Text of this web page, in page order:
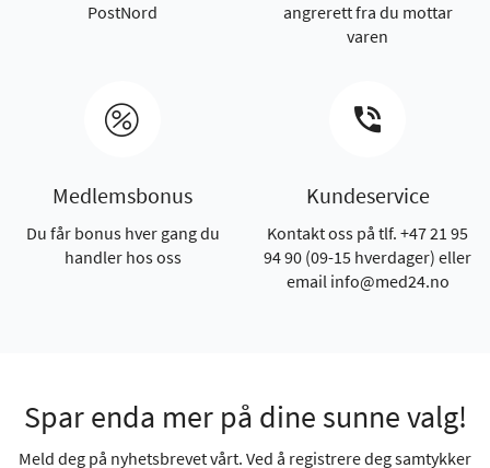
PostNord
angrerett fra du mottar
varen
Medlemsbonus
Du får bonus hver gang du
handler hos oss
Kundeservice
Kontakt oss på tlf. +47 21 95
94 90 (09-15 hverdager) eller
email info@med24.no
Spar enda mer på dine sunne valg!
Meld deg på nyhetsbrevet vårt. Ved å registrere deg samtykker